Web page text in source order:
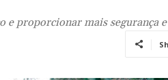
e proporcionar mais segurança